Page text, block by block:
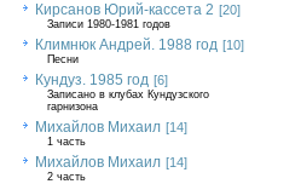
Кирсанов Юрий-кассета 2 [20]
Записи 1980-1981 годов
Климнюк Андрей. 1988 год [10]
Песни
Кундуз. 1985 год [6]
Записано в клубах Кундузского
гарнизона
Михайлов Михаил [14]
1 часть
Михайлов Михаил [14]
2 часть